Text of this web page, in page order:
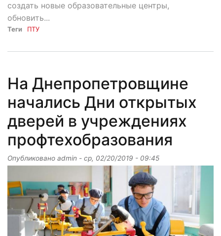
создать новые образовательные центры,
обновить...
Теги ПТУ
На Днепропетровщине
начались Дни открытых
дверей в учреждениях
профтехобразования
Опубликовано admin - ср, 02/20/2019 - 09:45